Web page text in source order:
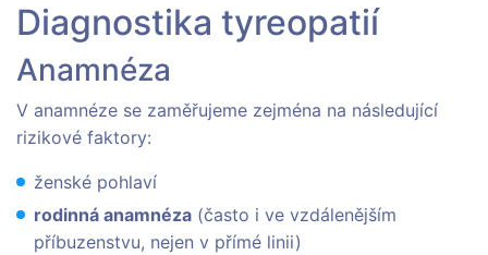
Diagnostika tyreopatií
Anamnéza
V anamnéze se zaměřujeme zejména na následující
rizikové faktory:
ženské pohlaví
rodinná anamnéza (často i ve vzdálenějším
příbuzenstvu, nejen v přímé linii)